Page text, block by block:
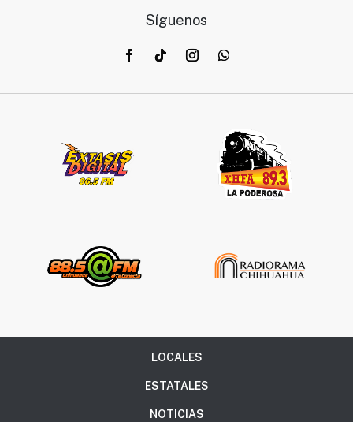
Síguenos
LOCALES
ESTATALES
NOTICIAS